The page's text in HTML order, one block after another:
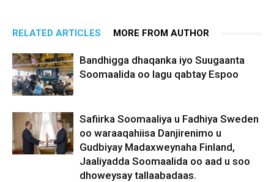
RELATED ARTICLES MORE FROM AUTHOR
Bandhigga dhaqanka iyo Suugaanta
Soomaalida oo lagu qabtay Espoo
Safiirka Soomaaliya u Fadhiya Sweden
oo waraaqahiisa Danjirenimo u
Gudbiyay Madaxweynaha Finland,
Jaaliyadda Soomaalida oo aad u soo
dhoweysay tallaabadaas.